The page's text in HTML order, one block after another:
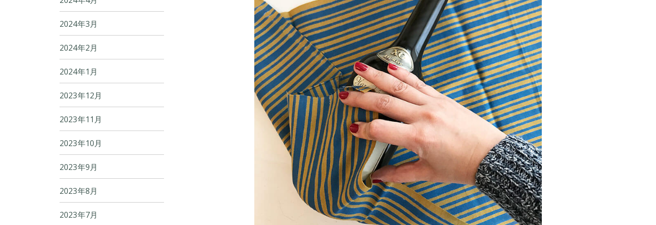
2024年3月
2024年2月
2024年1月
2023年12月
2023年11月
2023年10月
2023年9月
2023年8月
2023年7月